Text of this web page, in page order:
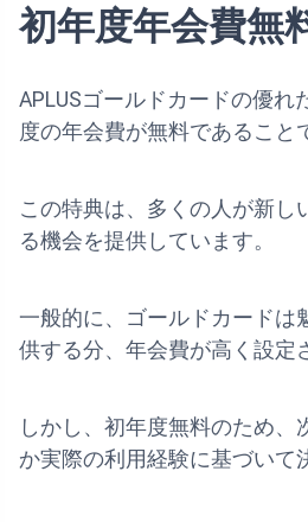
初年度年会費無
APLUSゴールドカードの優れ
度の年会費が無料であること
この特典は、多くの人が新し
る機会を提供しています。
一般的に、ゴールドカードは
供する分、年会費が高く設定
しかし、初年度無料のため、
か実際の利用経験に基づいて